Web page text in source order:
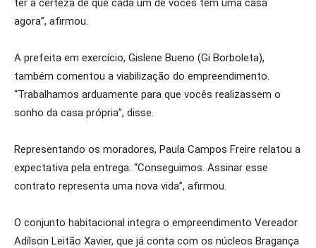
ter a certeza de que cada um de vocês tem uma casa
agora”, afirmou.
A prefeita em exercício, Gislene Bueno (Gi Borboleta),
também comentou a viabilização do empreendimento.
“Trabalhamos arduamente para que vocês realizassem o
sonho da casa própria”, disse.
Representando os moradores, Paula Campos Freire relatou a
expectativa pela entrega. “Conseguimos. Assinar esse
contrato representa uma nova vida”, afirmou.
O conjunto habitacional integra o empreendimento Vereador
Adílson Leitão Xavier, que já conta com os núcleos Bragança